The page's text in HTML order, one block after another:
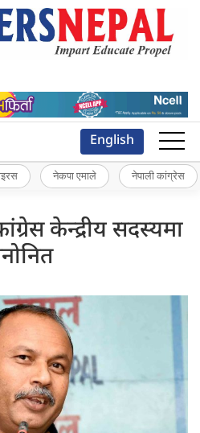
English
नेकपा एमाले नेपाली कांग्रेस
केन्द्रीय सदस्यमा